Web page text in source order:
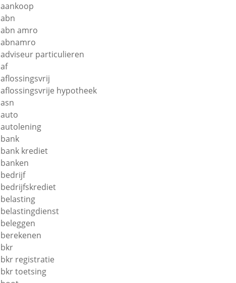
aankoop
abn
abn amro
abnamro
adviseur particulieren
af
aflossingsvrij
aflossingsvrije hypotheek
asn
auto
autolening
bank
bank krediet
banken
bedrijf
bedrijfskrediet
belasting
belastingdienst
beleggen
berekenen
bkr
bkr registratie
bkr toetsing